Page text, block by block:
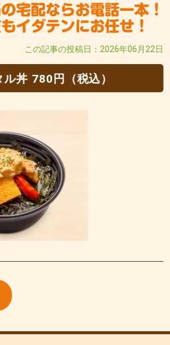
この記事の投稿日：2026年06月22日
丼 780円（税込）